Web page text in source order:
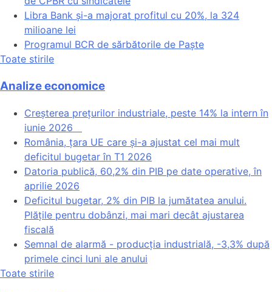
Libra Bank și-a majorat profitul cu 20%, la 324
milioane lei
Programul BCR de sărbătorile de Paște
Toate stirile
Analize economice
Creșterea prețurilor industriale, peste 14% la intern în
iunie 2026
România, țara UE care și-a ajustat cel mai mult
deficitul bugetar în T1 2026
Datoria publică, 60,2% din PIB pe date operative, în
aprilie 2026
Deficitul bugetar, 2% din PIB la jumătatea anului.
Plățile pentru dobânzi, mai mari decât ajustarea
fiscală
Semnal de alarmă - producția industrială, -3,3% după
primele cinci luni ale anului
Toate stirile